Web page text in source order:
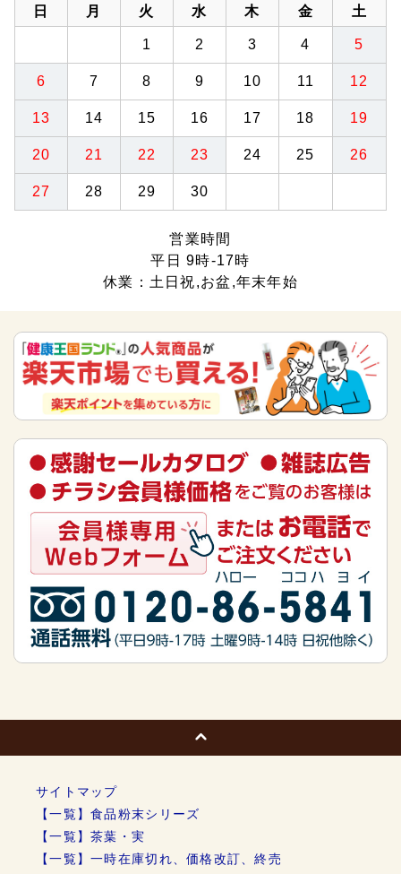
日 月 火 水 木 金 土
1 2 3 4 5
6 7 8 9 10 11 12
13 14 15 16 17 18 19
20 21 22 23 24 25 26
27 28 29 30
営業時間
平日 9時-17時
休業：土日祝,お盆,年末年始
サイトマップ
【一覧】食品粉末シリーズ
【一覧】茶葉・実
【一覧】一時在庫切れ、価格改訂、終売